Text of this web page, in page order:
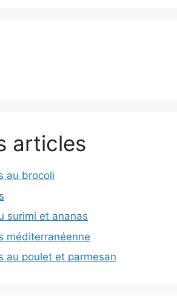
articles
au brocoli
surimi et ananas
méditerranéenne
au poulet et parmesan